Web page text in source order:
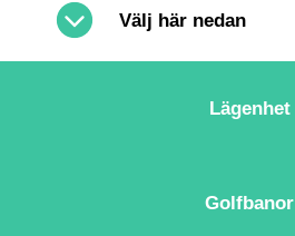
Lägenhet
Golfbanor
Välj här nedan